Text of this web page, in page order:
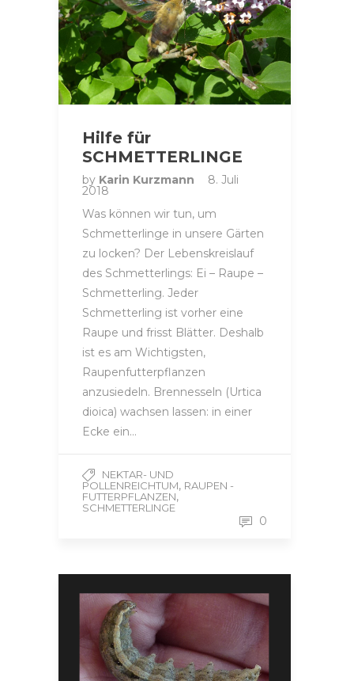
Hilfe für
SCHMETTERLINGE
by Karin Kurzmann 8. Juli
2018
Was können wir tun, um
Schmetterlinge in unsere Gärten
zu locken? Der Lebenskreislauf
des Schmetterlings: Ei – Raupe –
Schmetterling. Jeder
Schmetterling ist vorher eine
Raupe und frisst Blätter. Deshalb
ist es am Wichtigsten,
Raupenfutterpflanzen
anzusiedeln. Brennesseln (Urtica
dioica) wachsen lassen: in einer
Ecke ein…
NEKTAR- UND
POLLENREICHTUM, RAUPEN -
FUTTERPFLANZEN,
SCHMETTERLINGE
0